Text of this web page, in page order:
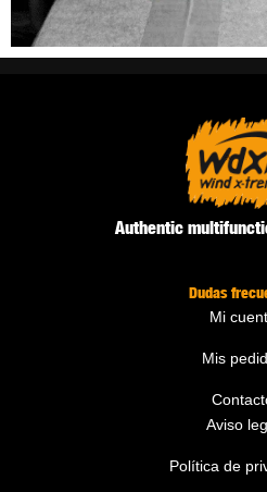
Authentic
Dudas
Mi
Mis
Aviso
Política de